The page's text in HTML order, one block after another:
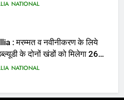
: मरम्मत व नवीनीकरण के लिये
: 110 फीट ऊंचे तिरंगे के सम्मान
NATIONAL